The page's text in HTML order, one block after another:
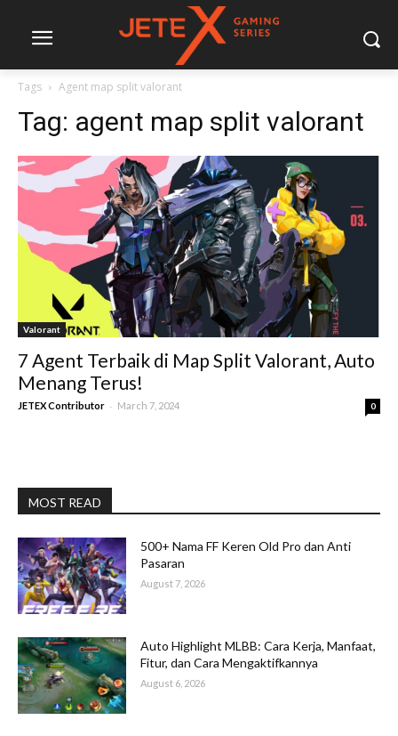
Tags Agent map split valorant
Tag: agent map split valorant
Valorant
7 Agent Terbaik di Map Split Valorant, Auto
Menang Terus!
JETEX Contributor - March 7, 2024 0
MOST READ
500+ Nama FF Keren Old Pro dan Anti
Pasaran
August 7, 2026
Auto Highlight MLBB: Cara Kerja, Manfaat,
Fitur, dan Cara Mengaktifkannya
August 6, 2026